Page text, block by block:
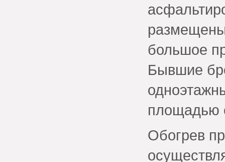
большое
Бывшие
площадью
Обогрев